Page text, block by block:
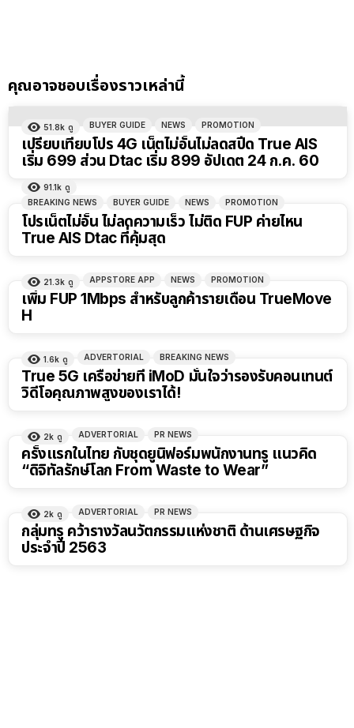
คุณอาจชอบเรื่องราวเหล่านี้
51.8k ดู BUYER GUIDE NEWS PROMOTION
เปรียบเทียบโปร 4G เน็ตไม่อั้นไม่ลดสปีด True AIS
เริ่ม 699 ส่วน Dtac เริ่ม 899 อัปเดต 24 ก.ค. 60
91.1k ดู
BREAKING NEWS
BUYER GUIDE NEWS PROMOTION
โปรเน็ตไม่อั้น ไม่ลดความเร็ว ไม่ติด FUP ค่ายไหน
True AIS Dtac ที่คุ้มสุด
21.3k ดู APPSTORE APP NEWS PROMOTION
เพิ่ม FUP 1Mbps สำหรับลูกค้ารายเดือน TrueMove
H
1.6k ดู ADVERTORIAL BREAKING NEWS
True 5G เครือข่ายที่ iMoD มั่นใจว่ารองรับคอนเทนต์
วิดีโอคุณภาพสูงของเราได้!
2k ดู ADVERTORIAL PR NEWS
ครั้งแรกในไทย กับชุดยูนิฟอร์มพนักงานทรู แนวคิด
“ดิจิทัลรักษ์โลก From Waste to Wear”
2k ดู ADVERTORIAL PR NEWS
กลุ่มทรู คว้ารางวัลนวัตกรรมแห่งชาติ ด้านเศรษฐกิจ
ประจำปี 2563